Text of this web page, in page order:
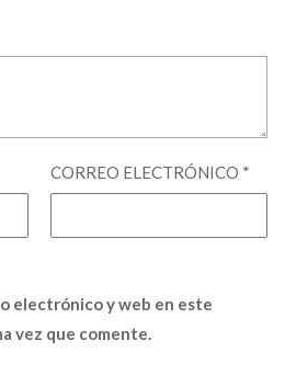
CORREO ELECTRÓNICO *
electrónico y web en este
vez que comente.